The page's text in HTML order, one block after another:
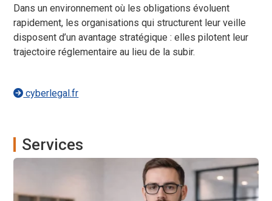
Dans un environnement où les obligations évoluent
rapidement, les organisations qui structurent leur veille
disposent d’un avantage stratégique : elles pilotent leur
trajectoire réglementaire au lieu de la subir.
cyberlegal.fr
Services